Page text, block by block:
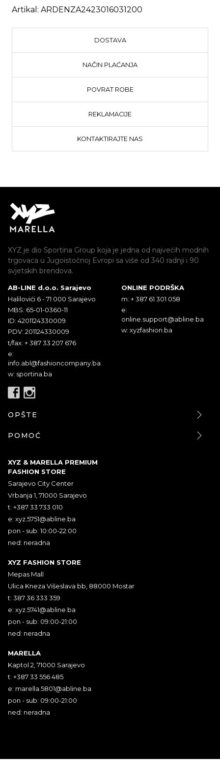
Artikal: ARDENZA2423016031200
DOSTAVA
NAČIN PLAĆANJA
POVRAT ROBE
REKLAMACIJE
KONTAKTIRAJTE NAS
XYZ je dio Sportina Group koja je jedna od najvećih modnih
trgovaca u Jugoistočnoj Evropi sa više od 340 radnji i 90
svjetskih brendova.
AB-LINE d.o.o. Sarajevo
Halilovići 6 - 71 000 Sarajevo
MBS: 65-01-0360-11
ID: 4201124330009
PDV: 201124330009
t/fax: + 387 33 207 676
e:
info.abl@fashioncompany.ba
w: sportina.ba
ONLINE PODRŠKA
m: + 387 61 301 058
e:
online.support@abline.ba
w: xyzfashion.ba
OPŠTE
POMOĆ
XYZ & MARELLA PREMIUM
FASHION STORE
Sarajevo City Center
Vrbanja 1, 71000 Sarajevo
t: +387 33 733 010
e: xyz.5751@abline.ba
pon - sub: 10:00-22:00
ned: neradna
XYZ FASHION STORE
Mepas Mall
Ulica Kneza Višeslava bb, 88000 Mostar
t: 387 36 333 359
e: xyz.5741@abline.ba
pon - sub: 09:00-21:00
ned: neradna
MARELLA
Kaptol 2, 71000 Sarajevo
t: +387 33 556 485
e: marella.5801@abline.ba
pon - sub: 09:00-21:00
ned: neradna